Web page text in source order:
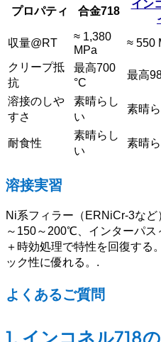
プロパティ 合金718
イン
収量@RT
≈ 1,380
MPa
≈ 550
クリープ抵
抗
最高700
°C
最高
溶接のしや
すさ
素晴らし
い
素晴
耐食性
素晴らし
い
素晴
溶接実習
Ni系フィラー（ERNiCr-3な
～150～200℃、インターパ
＋時効処理で特性を回復する
ック性に優れる。 .
よくあるご質問
1. インコネル718